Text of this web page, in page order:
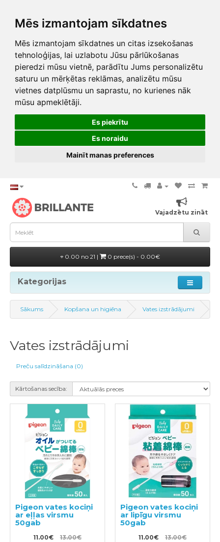
Mēs izmantojam sīkdatnes
Mēs izmantojam sīkdatnes un citas izsekošanas
tehnoloģijas, lai uzlabotu Jūsu pārlūkošanas
pieredzi mūsu vietnē, parādītu Jums personalizētu
saturu un mērķētas reklāmas, analizētu mūsu
vietnes datplūsmu un saprastu, no kurienes nāk
mūsu apmeklētāji.
Es piekrītu
Es noraidu
Mainīt manas preferences
Vajadzētu zināt
0.00 no 21 | 0 prece(s) - 0.00€
Kategorijas
Sākums Kopšana un higiēna Vates izstrādājumi
Vates izstrādājumi
Preču salīdzināšana (0)
Kārtošanas secība:
Pigeon vates kociņi
ar eļļas virsmu
50gab
11.00€ 13.00€
Pigeon vates kociņi
ar lipīgu virsmu
50gab
11.00€ 13.00€